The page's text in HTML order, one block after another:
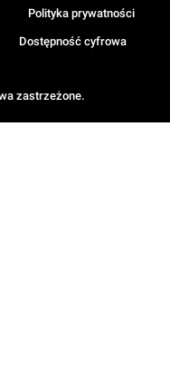
zastrzeżone.
Polityka prywatności
Dostępność cyfrowa